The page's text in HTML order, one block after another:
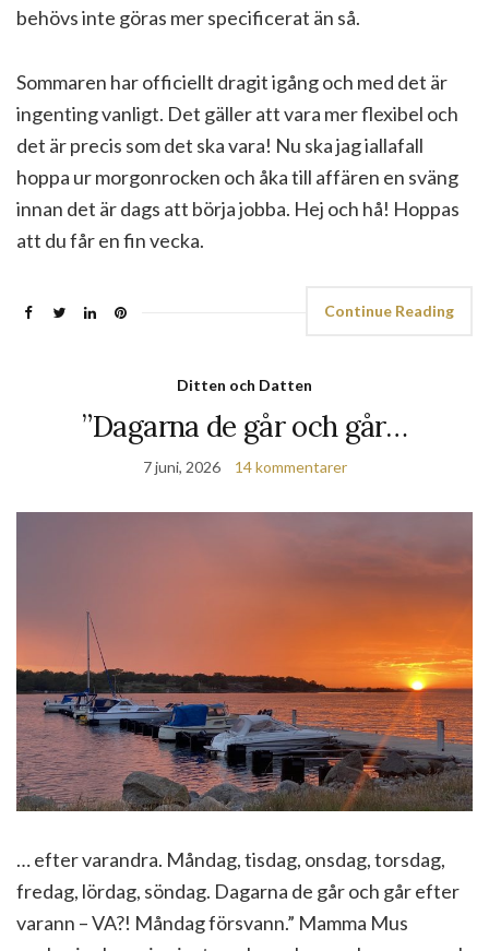
behövs inte göras mer specificerat än så.
Sommaren har officiellt dragit igång och med det är
ingenting vanligt. Det gäller att vara mer flexibel och
det är precis som det ska vara! Nu ska jag iallafall
hoppa ur morgonrocken och åka till affären en sväng
innan det är dags att börja jobba. Hej och hå! Hoppas
att du får en fin vecka.
Continue Reading
Ditten och Datten
”Dagarna de går och går…
7 juni, 2026 14 kommentarer
… efter varandra. Måndag, tisdag, onsdag, torsdag,
fredag, lördag, söndag. Dagarna de går och går efter
varann – VA?! Måndag försvann.” Mamma Mus